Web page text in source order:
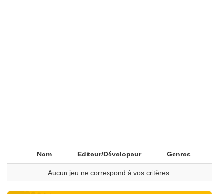
Nom Editeur/Dévelopeur Genres
Aucun jeu ne correspond à vos critères.